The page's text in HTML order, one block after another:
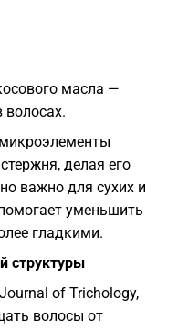
масла —
волосах.
делая его
важно для сухих и
уменьшить
гладкими.
структуры
of Trichology,
волосы от